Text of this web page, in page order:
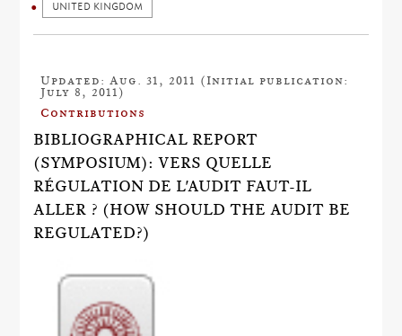
UNITED KINGDOM
Updated: Aug. 31, 2011 (Initial publication:
July 8, 2011)
Contributions
BIBLIOGRAPHICAL REPORT
(SYMPOSIUM): VERS QUELLE
RÉGULATION DE L'AUDIT FAUT-IL
ALLER ? (HOW SHOULD THE AUDIT BE
REGULATED?)